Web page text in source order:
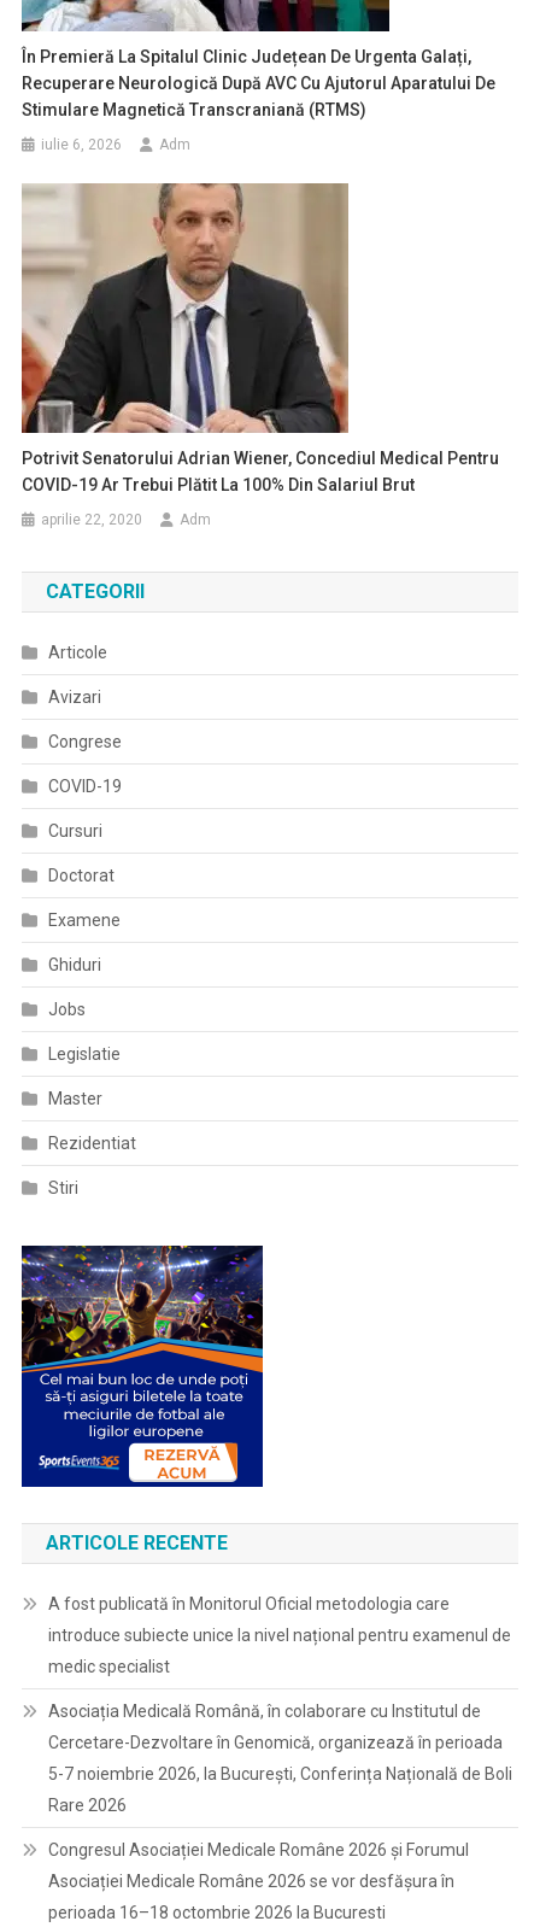
În Premieră La Spitalul Clinic Județean De Urgenta Galați,
Recuperare Neurologică După AVC Cu Ajutorul Aparatului De
Stimulare Magnetică Transcraniană (rTMS)
iulie 6, 2026 Adm
Potrivit Senatorului Adrian Wiener, Concediul Medical Pentru
COVID-19 Ar Trebui Plătit La 100% Din Salariul Brut
aprilie 22, 2020 Adm
CATEGORII
Articole
Avizari
Congrese
COVID-19
Cursuri
Doctorat
Examene
Ghiduri
Jobs
Legislatie
Master
Rezidentiat
Stiri
ARTICOLE RECENTE
A fost publicată în Monitorul Oficial metodologia care
introduce subiecte unice la nivel național pentru examenul de
medic specialist
Asociația Medicală Română, în colaborare cu Institutul de
Cercetare-Dezvoltare în Genomică, organizează în perioada
5-7 noiembrie 2026, la București, Conferința Națională de Boli
Rare 2026
Congresul Asociației Medicale Române 2026 și Forumul
Asociației Medicale Române 2026 se vor desfășura în
perioada 16–18 octombrie 2026 la Bucuresti